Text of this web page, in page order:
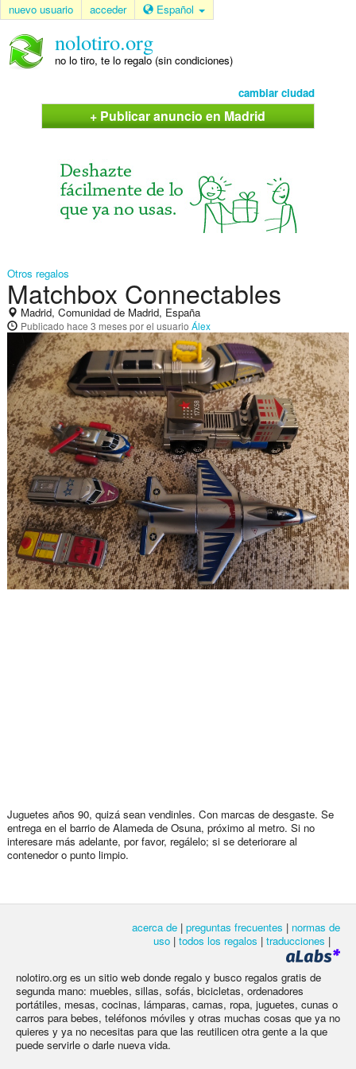
nuevo usuario acceder Español
nolotiro.org
no lo tiro, te lo regalo (sin condiciones)
cambiar ciudad
+ Publicar anuncio en Madrid
Otros regalos
Matchbox Connectables
Madrid, Comunidad de Madrid, España
Publicado hace 3 mesespor el usuario Álex
Juguetes años 90, quizá sean vendinles. Con marcas de desgaste. Se
entrega en el barrio de Alameda de Osuna, próximo al metro. Si no
interesare más adelante, por favor, regálelo; si se deteriorare al
contenedor o punto limpio.
acerca de | preguntas frecuentes | normas de
uso | todos los regalos | traducciones |
nolotiro.org es un sitio web donde regalo y busco regalos gratis de
segunda mano: muebles, sillas, sofás, bicicletas, ordenadores
portátiles, mesas, cocinas, lámparas, camas, ropa, juguetes, cunas o
carros para bebes, teléfonos móviles y otras muchas cosas que ya no
quieres y ya no necesitas para que las reutilicen otra gente a la que
puede servirle o darle nueva vida.